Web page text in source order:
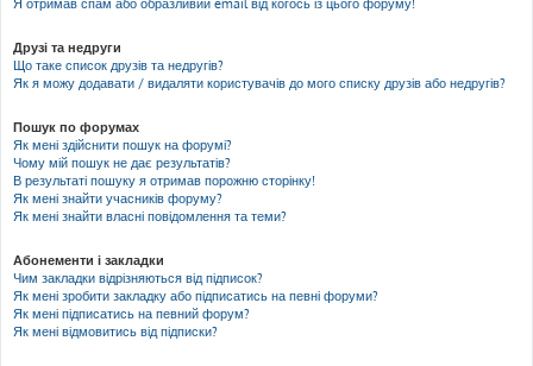
Я отримав спам або образливий email від когось із цього форуму!
Друзі та недруги
Що таке список друзів та недругів?
Як я можу додавати / видаляти користувачів до мого списку друзів або недругів?
Пошук по форумах
Як мені здійснити пошук на форумі?
Чому мій пошук не дає результатів?
В результаті пошуку я отримав порожню сторінку!
Як мені знайти учасників форуму?
Як мені знайти власні повідомлення та теми?
Абонементи і закладки
Чим закладки відрізняються від підписок?
Як мені зробити закладку або підписатись на певні форуми?
Як мені підписатись на певний форум?
Як мені відмовитись від підписки?